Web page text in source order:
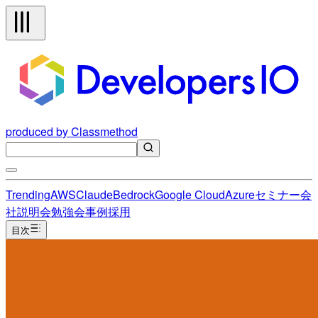
produced by Classmethod
TrendingAWSClaudeBedrockGoogle CloudAzureセミナー会
社説明会勉強会事例採用
目次